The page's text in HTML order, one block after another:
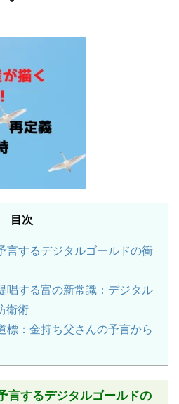
目次
言するデジタルゴールドの衝
唱する富の新常識：デジタル
衛術
標：金持ち父さんの予言から
言するデジタルゴールドの